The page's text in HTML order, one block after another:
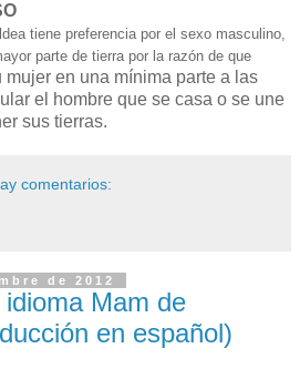
tiene preferencia por el sexo masculino,
parte de tierra por la razón de que
mujer en una mínima parte a las
el hombre que se casa o se une
sus tierras.
comentarios:
de 2012
Mam de
en español)